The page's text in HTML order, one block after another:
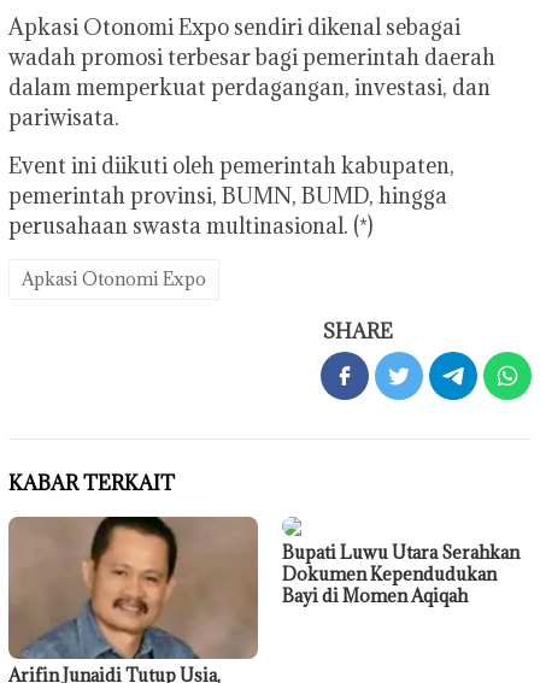
Apkasi Otonomi Expo sendiri dikenal sebagai
wadah promosi terbesar bagi pemerintah daerah
dalam memperkuat perdagangan, investasi, dan
pariwisata.
Event ini diikuti oleh pemerintah kabupaten,
pemerintah provinsi, BUMN, BUMD, hingga
perusahaan swasta multinasional. (*)
Apkasi Otonomi Expo
SHARE
KABAR TERKAIT
Arifin Junaidi Tutup Usia,
Bupati Luwu Utara Serahkan
Dokumen Kependudukan
Bayi di Momen Aqiqah